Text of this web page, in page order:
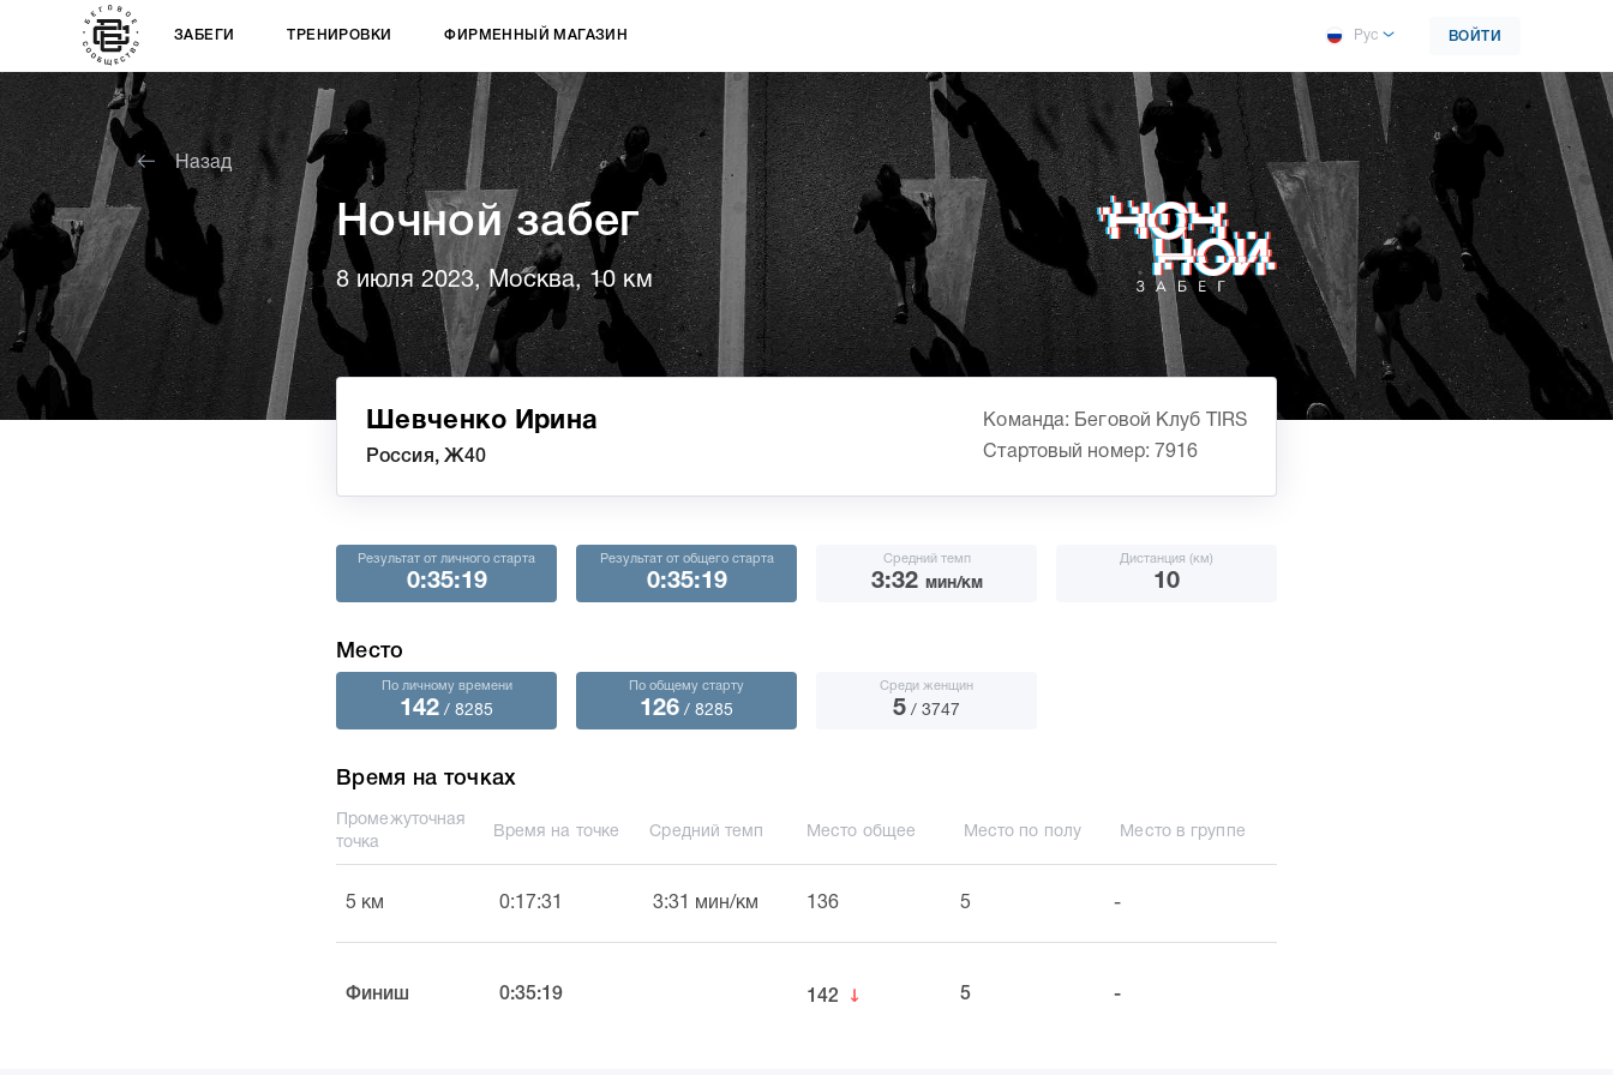
ЗАБЕГИ ТРЕНИРОВКИ ФИРМЕННЫЙ МАГАЗИН Рус ВОЙТИ
Назад
Ночной забег
8 июля 2023, Москва, 10 км
Шевченко Ирина
Россия, Ж40
Команда: Беговой Клуб TIRS
Стартовый номер: 7916
Результат от личного старта
0:35:19
Результат от общего старта
0:35:19
Средний темп
3:32 мин/км
Дистанция (км)
10
Место
По личному времени
142 / 8285
По общему старту
126 / 8285
Среди женщин
5 / 3747
Время на точках
Промежуточная
точка
Время на точке Средний темп Место общее Место по полу Место в группе
5 км 0:17:31 3:31 мин/км 136 5 -
Финиш 0:35:19 142 ↓ 5 -